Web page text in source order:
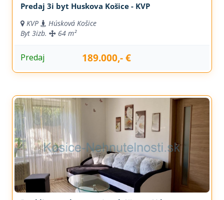
Predaj 3i byt Huskova Košice - KVP
KVP
Húsková Košice
Byt 3izb. 64 m²
Predaj 189.000,- €